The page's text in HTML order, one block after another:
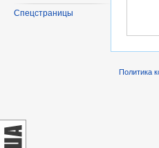
Спецстраницы
Политика